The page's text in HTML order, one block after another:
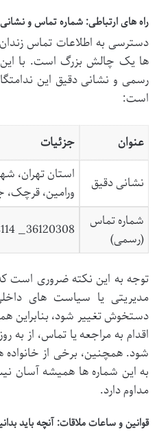
راه های ارتباطی: شماره تماس و
دسترسی به اطلاعات تماس
ها یک چالش بزرگ است. با
رسمی و نشانی دقیق این
است:
عنوان جزئیات
نشانی دقیق
استان تهران،
ورامین، قرچک،
شماره تماس
(رسمی)
36120308_ 36128114_ 36121040
توجه به این نکته ضروری است
مدیریتی یا سیاست های
دستخوش تغییر شود، بنابراین
اقدام به مراجعه یا تماس، از به
شود. همچنین، برخی از خانواده
به این شماره ها همیشه آسان
مداوم دارد.
قوانین و ساعات ملاقات: آنچه باید